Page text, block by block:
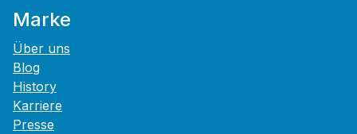
Marke
Über uns
Blog
History
Karriere
Presse